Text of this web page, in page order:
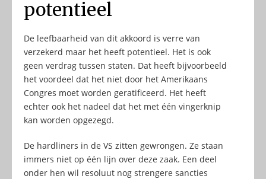
potentieel
De leefbaarheid van dit akkoord is verre van
verzekerd maar het heeft potentieel. Het is ook
geen verdrag tussen staten. Dat heeft bijvoorbeeld
het voordeel dat het niet door het Amerikaans
Congres moet worden geratificeerd. Het heeft
echter ook het nadeel dat het met één vingerknip
kan worden opgezegd.
De hardliners in de VS zitten gewrongen. Ze staan
immers niet op één lijn over deze zaak. Een deel
onder hen wil resoluut nog strengere sancties